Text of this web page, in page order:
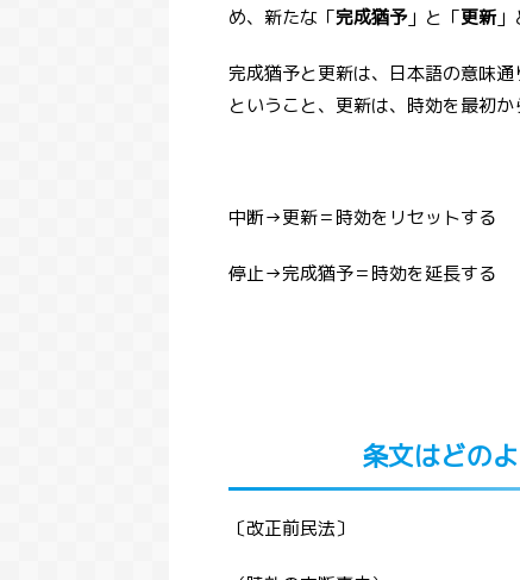
め、新たな「完成猶予」と「更新
完成猶予と更新は、日本語の意味
ということ、更新は、時効を最初
中断→更新＝時効をリセットする
停止→完成猶予＝時効を延長する
条文はどの
〔改正前民法〕
による代位の効果】民法改正2020年
いて解説していきます。 このページで
第５０１条の条文５０１条の１項５０
項５０１条の３項の１５０１条の３項
コラム ブログ
コロナは就職氷河期を引
ているのが不景気です。
（GDP）は通年だとマイ
ショックがあった2009年
す。リーマンショックの
気になると企業が採用を絞